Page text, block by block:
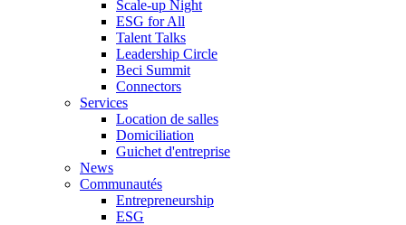
Scale-up Night
ESG for All
Talent Talks
Leadership Circle
Beci Summit
Connectors
Services
Location de salles
Domiciliation
Guichet d'entreprise
News
Communautés
Entrepreneurship
ESG